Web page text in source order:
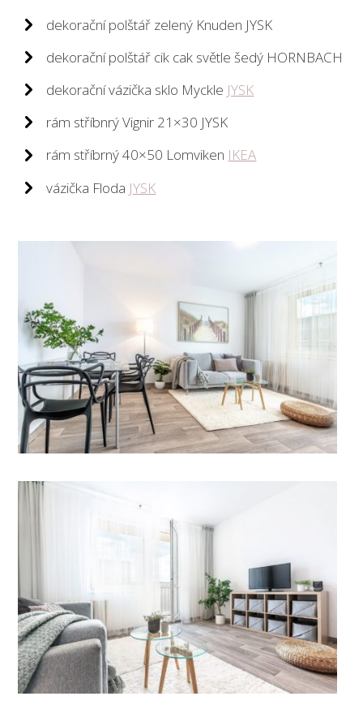
dekorační polštář zelený Knuden JYSK
dekorační polštář cik cak světle šedý HORNBACH
dekorační vázička sklo Myckle JYSK
rám stříbnrý Vignir 21×30 JYSK
rám stříbrný 40×50 Lomviken IKEA
vázička Floda JYSK